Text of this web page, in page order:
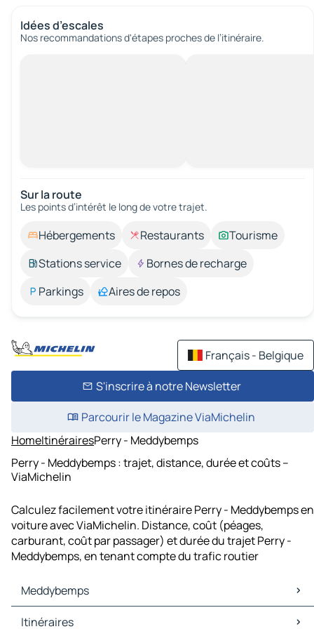
Idées d’escales
Nos recommandations d'étapes proches de l’itinéraire.
Sur la route
Les points d’intérêt le long de votre trajet.
Hébergements Restaurants
Tourisme
Stations service
Bornes de recharge
Parkings
Aires de repos
Français - Belgique
S'inscrire à notre Newsletter
Parcourir le Magazine ViaMichelin
HomeItinérairesPerry - Meddybemps
Perry - Meddybemps : trajet, distance, durée et coûts –
ViaMichelin
Calculez facilement votre itinéraire Perry - Meddybemps en
voiture avec ViaMichelin. Distance, coût (péages,
carburant, coût par passager) et durée du trajet Perry -
Meddybemps, en tenant compte du trafic routier
Meddybemps
Meddybemps Cartes et plans
Itinéraires